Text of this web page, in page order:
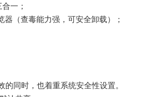
一；
（查毒能力强，可安全卸载）；
的同时，也着重系统安全性设置。